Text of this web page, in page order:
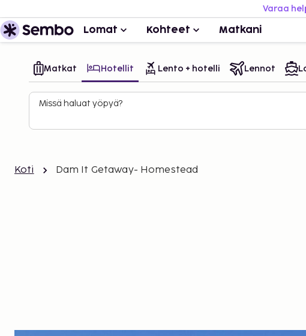
Varaa
Lomat Kohteet Matkani
Matkat Hotellit Lento + hotelli Lennot
Missä haluat yöpyä?
Koti Dam It Getaway- Homestead